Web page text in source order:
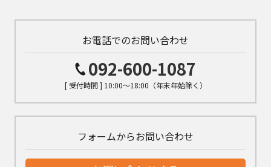
お電話でのお問い合わせ
092-600-1087
[ 受付時間 ] 10:00～18:00（年末年始除く）
フォームからお問い合わせ